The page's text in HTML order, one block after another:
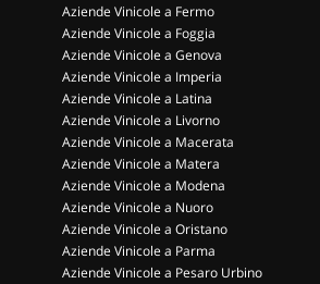
Aziende Vinicole a Fermo
Aziende Vinicole a Foggia
Aziende Vinicole a Genova
Aziende Vinicole a Imperia
Aziende Vinicole a Latina
Aziende Vinicole a Livorno
Aziende Vinicole a Macerata
Aziende Vinicole a Matera
Aziende Vinicole a Modena
Aziende Vinicole a Nuoro
Aziende Vinicole a Oristano
Aziende Vinicole a Parma
Aziende Vinicole a Pesaro Urbino